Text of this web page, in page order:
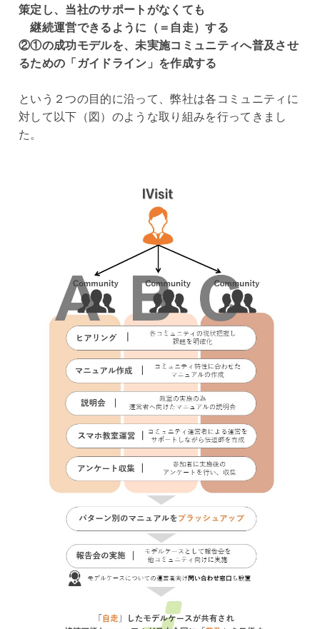
策定し、 当社のサポートがなくても
継続運営できるように（＝自走）する
②①の成功モデルを、未実施コミュニティへ普及させ
るための「ガイドライン」を作成する
という２つの目的に沿って、弊社は各コミュニティに
対して以下（図）のような取り組みを行ってきまし
た。